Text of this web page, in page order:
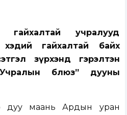
учралууд
гайхалтай байх
зүрхэнд гэрэлтэн
блюз” дууны
дуу маань Ардын уран